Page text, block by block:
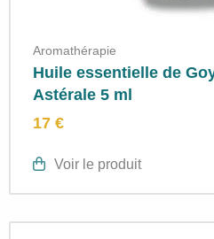
Aromathérapie
Huile essentielle de
Astérale 5 ml
17 €
Voir le produit